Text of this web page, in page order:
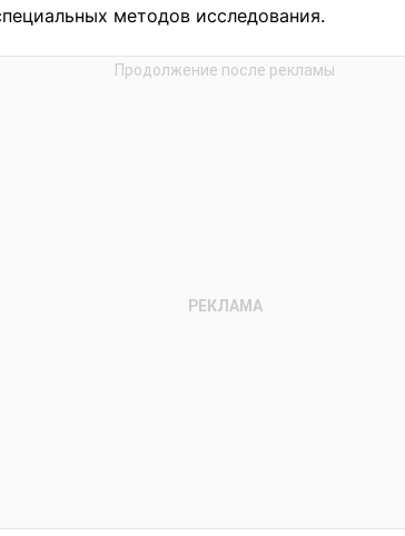
методов исследования.